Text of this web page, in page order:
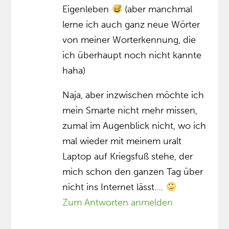
Eigenleben
(aber manchmal
lerne ich auch ganz neue Wörter
von meiner Worterkennung, die
ich überhaupt noch nicht kannte
haha)
Naja, aber inzwischen möchte ich
mein Smarte nicht mehr missen,
zumal im Augenblick nicht, wo ich
mal wieder mit meinem uralt
Laptop auf Kriegsfuß stehe, der
mich schon den ganzen Tag über
nicht ins Internet lässt….
Zum Antworten anmelden